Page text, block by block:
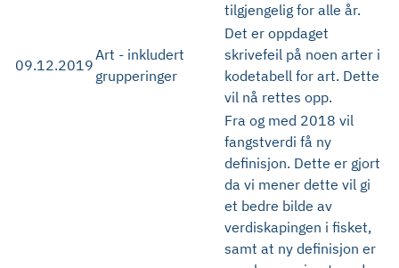
tilgjengelig for alle år.
09.12.2019
Art - inkludert
grupperinger
Det er oppdaget
skrivefeil på noen arter i
kodetabell for art. Dette
vil nå rettes opp.
Fra og med 2018 vil
fangstverdi få ny
definisjon. Dette er gjort
da vi mener dette vil gi
et bedre bilde av
verdiskapingen i fisket,
samt at ny definisjon er